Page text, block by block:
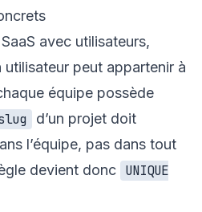
avec utilisateurs,
peut appartenir à
équipe possède
d’un projet doit
l’équipe, pas dans tout
devient donc UNIQUE